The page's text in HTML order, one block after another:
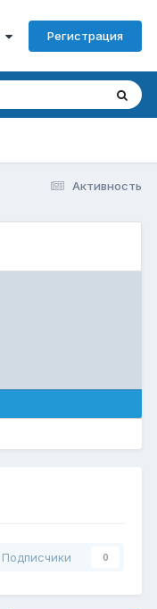
Регистрация
Активность
Подписчики 0